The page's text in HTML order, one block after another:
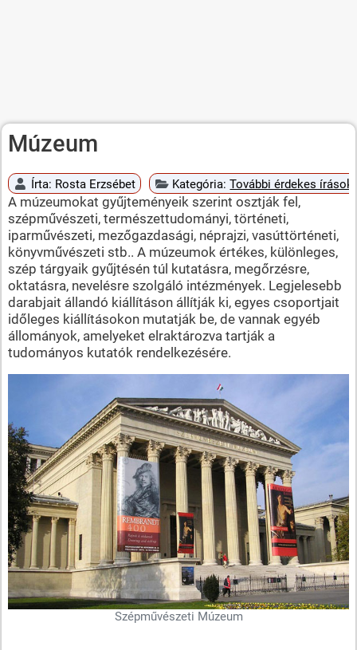
Múzeum
Írta: Rosta Erzsébet Kategória:További érdekes írások
A múzeumokat gyűjteményeik szerint osztják fel,
szépművészeti, természettudományi, történeti,
iparművészeti, mezőgazdasági, néprajzi, vasúttörténeti,
könyvművészeti stb.. A múzeumok értékes, különleges,
szép tárgyaik gyűjtésén túl kutatásra, megőrzésre,
oktatásra, nevelésre szolgáló intézmények. Legjelesebb
darabjait állandó kiállításon állítják ki, egyes csoportjait
időleges kiállításokon mutatják be, de vannak egyéb
állományok, amelyeket elraktározva tartják a
tudományos kutatók rendelkezésére.
Szépművészeti Múzeum